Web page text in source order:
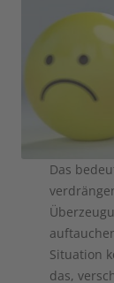
Das
Situation
das,